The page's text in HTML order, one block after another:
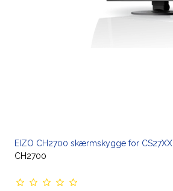
EIZO CH2700 skærmskygge for CS27XX
CH2700